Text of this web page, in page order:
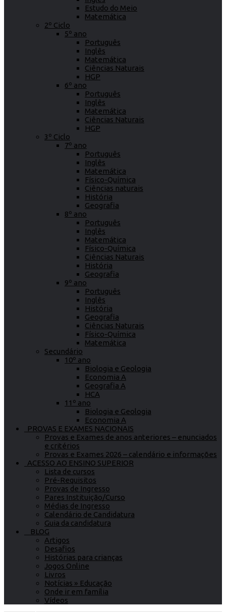
Estudo do Meio
Matemática
2º Ciclo
5º ano
Português
Inglês
Matemática
Ciências Naturais
HGP
6º ano
Português
Inglês
Matemática
Ciências Naturais
HGP
3º Ciclo
7º ano
Português
Inglês
Matemática
Físico-Química
Ciências naturais
História
Geografia
8º ano
Português
Inglês
Matemática
Físico-Química
Ciências Naturais
História
Geografia
9º ano
Português
Inglês
História
Geografia
Ciências Naturais
Físico-Química
Matemática
Secundário
10º ano
Biologia e Geologia
Economia A
Geografia A
HCA
11º ano
Biologia e Geologia
Economia A
PROVAS E EXAMES NACIONAIS
Provas e Exames de anos anteriores – enunciados
e critérios
Provas e Exames 2026 – calendário e informações
ACESSO AO ENSINO SUPERIOR
Lista de cursos
Pré-Requisitos
Provas de Ingresso
Pares Instituição/Curso
Médias de Ingresso
Calendário de Candidatura
Guia da candidatura
BLOG
Artigos
Desafios
Histórias para crianças
Jogos Online
Livros
Notícias » Educação
Onde ir em família
Vídeos